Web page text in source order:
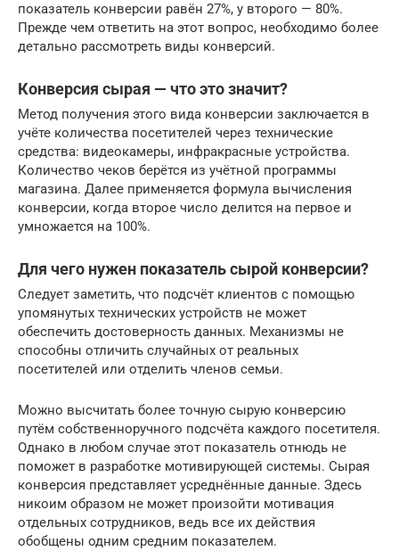
показатель конверсии равён 27%, у второго — 80%.
Прежде чем ответить на этот вопрос, необходимо более
детально рассмотреть виды конверсий.
Конверсия сырая — что это значит?
Метод получения этого вида конверсии заключается в
учёте количества посетителей через технические
средства: видеокамеры, инфракрасные устройства.
Количество чеков берётся из учётной программы
магазина. Далее применяется формула вычисления
конверсии, когда второе число делится на первое и
умножается на 100%.
Для чего нужен показатель сырой конверсии?
Следует заметить, что подсчёт клиентов с помощью
упомянутых технических устройств не может
обеспечить достоверность данных. Механизмы не
способны отличить случайных от реальных
посетителей или отделить членов семьи.
Можно высчитать более точную сырую конверсию
путём собственноручного подсчёта каждого посетителя.
Однако в любом случае этот показатель отнюдь не
поможет в разработке мотивирующей системы. Сырая
конверсия представляет усреднённые данные. Здесь
никоим образом не может произойти мотивация
отдельных сотрудников, ведь все их действия
обобщены одним средним показателем.